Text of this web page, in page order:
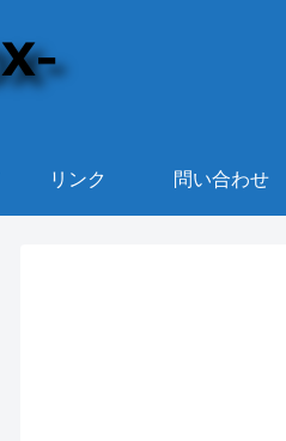
リンク 問い合わせ